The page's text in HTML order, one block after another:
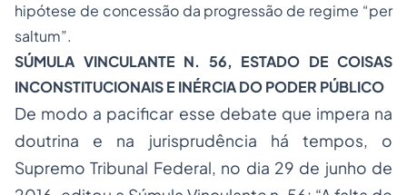
hipótese de concessão da progressão de regime “per
saltum”.
SÚMULA VINCULANTE N. 56, ESTADO DE COISAS
INCONSTITUCIONAIS E INÉRCIA DO PODER PÚBLICO
De modo a pacificar esse debate que impera na
doutrina e na jurisprudência há tempos, o
Supremo Tribunal Federal, no dia 29 de junho de